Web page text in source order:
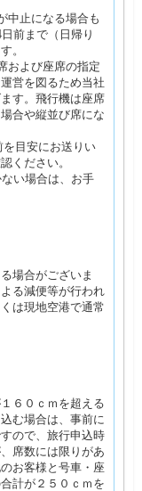
中止になる場合も
前まで（日帰り
。
および座席の指定
営を図るため当社
す。飛行機は座席
合や縦並び席にな
目安にお送りい
ください。
い場合は、お手
場合がございま
る減便等が行われ
は現地空港で通常
６０ｃｍを超える
む場合は、事前に
ので、旅行申込時
席数には限りがあ
お客様と号車・座
計が２５０ｃｍを